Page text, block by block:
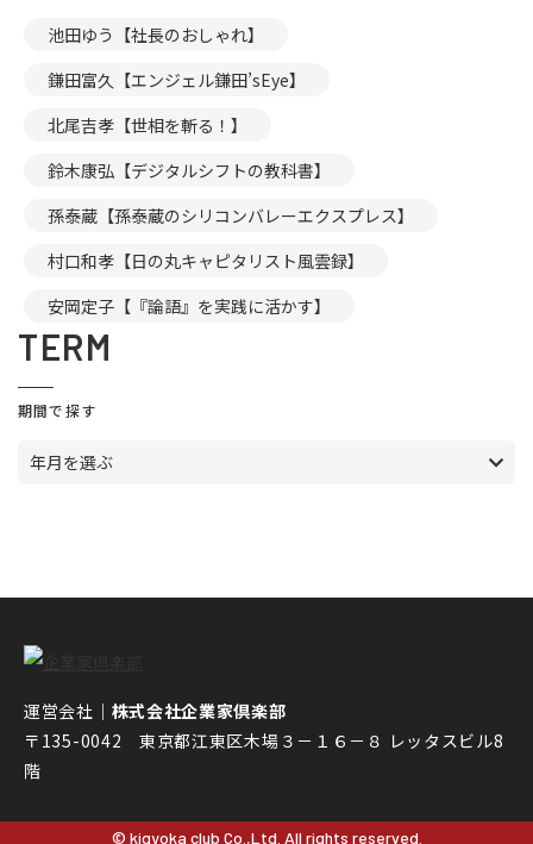
池田ゆう【社長のおしゃれ】
鎌田富久【エンジェル鎌田’sEye】
北尾吉孝【世相を斬る！】
鈴木康弘【デジタルシフトの教科書】
孫泰蔵【孫泰蔵のシリコンバレーエクスプレス】
村口和孝【日の丸キャピタリスト風雲録】
安岡定子【『論語』を実践に活かす】
TERM
期間で探す
年月を選ぶ
運営会社｜ 株式会社企業家倶楽部
〒135-0042 東京都江東区木場３－１６－８ レッタスビル8
階
© kigyoka club Co.,Ltd. All rights reserved.